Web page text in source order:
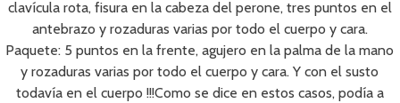
clavícula rota, fisura en la cabeza del perone, tres puntos en el
antebrazo y rozaduras varias por todo el cuerpo y cara.
Paquete: 5 puntos en la frente, agujero en la palma de la mano
y rozaduras varias por todo el cuerpo y cara. Y con el susto
todavía en el cuerpo !!!Como se dice en estos casos, podía a